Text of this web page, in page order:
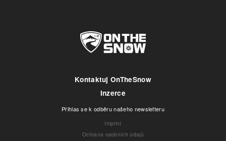
Kontaktuj OnTheSnow
Inzerce
Přihlas se k odběru našeho newsletteru
Imprint
Ochrana osobních údajů